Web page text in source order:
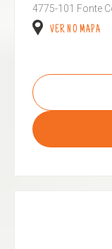
4775-101 Fonte
VER NO MAPA